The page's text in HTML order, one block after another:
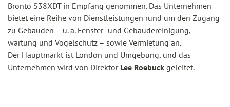
Bronto S38XDT in Empfang genommen. Das Unternehmen
bietet eine Reihe von Dienstleistungen rund um den Zugang
zu Gebäuden – u. a. Fenster- und Gebäudereinigung, -
wartung und Vogelschutz – sowie Vermietung an.
Der Hauptmarkt ist London und Umgebung, und das
Unternehmen wird von Direktor Lee Roebuck geleitet.